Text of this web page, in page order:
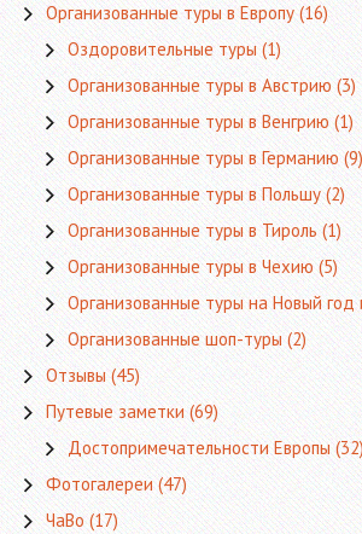
Организованные туры в Европу(16)
Оздоровительные туры(1)
Организованные туры в Австрию(3)
Организованные туры в Венгрию(1)
Организованные туры в Германию (9)
Организованные туры в Польшу(2)
Организованные туры в Тироль(1)
Организованные туры в Чехию(5)
Организованные туры на Новый
Организованные шоп-туры (2)
Отзывы(45)
Путевые заметки(69)
Достопримечательности Европы
Фотогалереи(47)
ЧаВо(17)